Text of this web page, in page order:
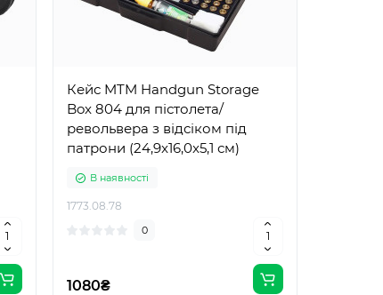
Кейс MTM Handgun Storage
Box 804 для пістолета/
револьвера з відсіком під
патрони (24,9x16,0x5,1 см)
В наявності
1773.08.78
0
1080₴